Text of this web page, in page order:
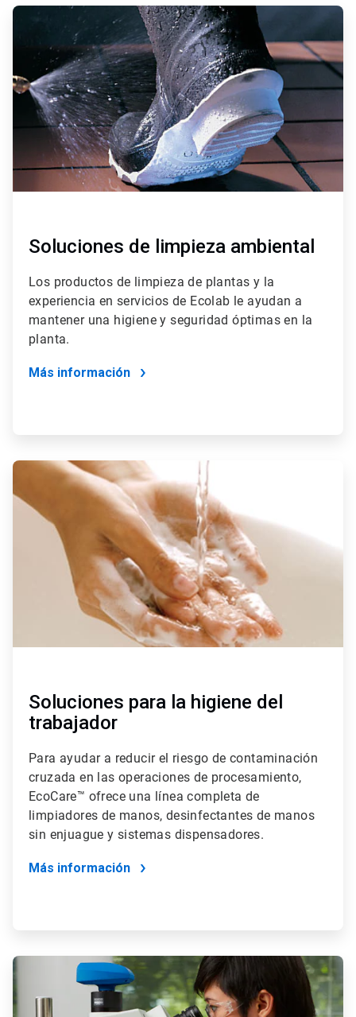
ArticleTile
Soluciones de limpieza ambiental
Los productos de limpieza de plantas y la
experiencia en servicios de Ecolab le ayudan a
mantener una higiene y seguridad óptimas en la
planta.
Más información
ArticleTile
de
Soluciones para la higiene del
trabajador
Para ayudar a reducir el riesgo de contaminación
cruzada en las operaciones de procesamiento,
EcoCare™ ofrece una línea completa de
limpiadores de manos, desinfectantes de manos
sin enjuague y sistemas dispensadores.
Más información
ArticleTile
4
de
4